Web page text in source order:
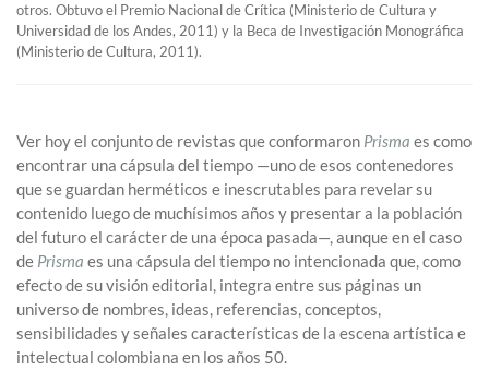
otros. Obtuvo el Premio Nacional de Crítica (Ministerio de Cultura y
Universidad de los Andes, 2011) y la Beca de Investigación Monográfica
(Ministerio de Cultura, 2011).
Ver hoy el conjunto de revistas que conformaron Prisma es como
encontrar una cápsula del tiempo —uno de esos contenedores
que se guardan herméticos e inescrutables para revelar su
contenido luego de muchísimos años y presentar a la población
del futuro el carácter de una época pasada—, aunque en el caso
de Prisma es una cápsula del tiempo no intencionada que, como
efecto de su visión editorial, integra entre sus páginas un
universo de nombres, ideas, referencias, conceptos,
sensibilidades y señales características de la escena artística e
intelectual colombiana en los años 50.